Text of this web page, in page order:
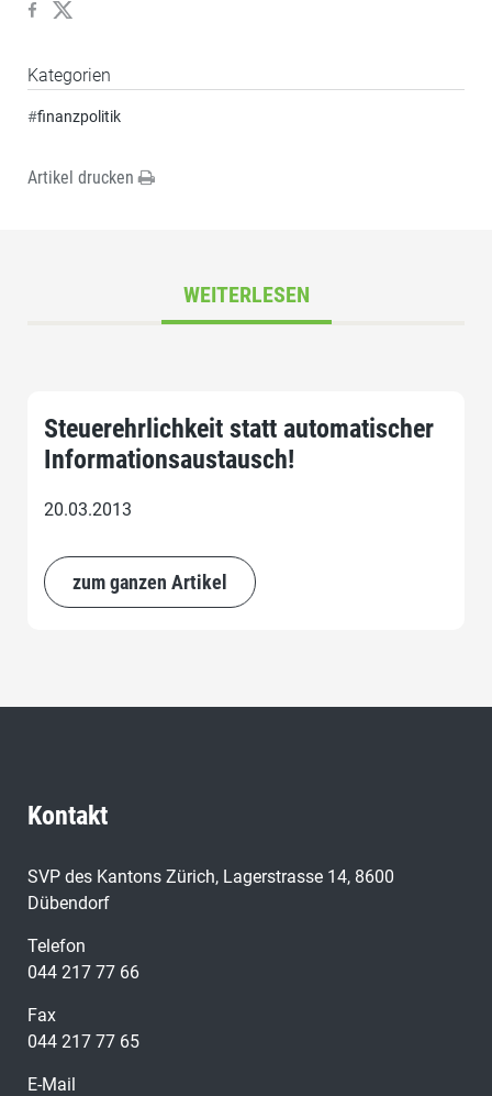
Kategorien
#finanzpolitik
Artikel drucken
WEITERLESEN
Steuerehrlichkeit statt automatischer
Informationsaustausch!
20.03.2013
zum ganzen Artikel
Kontakt
SVP des Kantons Zürich, Lagerstrasse 14, 8600
Dübendorf
Telefon
044 217 77 66
Fax
044 217 77 65
E-Mail